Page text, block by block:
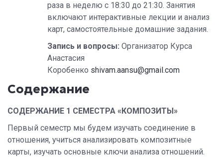
раза в неделю с 18:30 до 21:30. Занятия
включают интерактивные лекции и анализ
карт, самостоятельные домашние задания.
Запись и вопросы: Организатор Курса
Анастасия
Коробенко shivam.aansu@gmail.com
Содержание
СОДЕРЖАНИЕ 1 СЕМЕСТРА «КОМПОЗИТЫ»
Первый семестр мы будем изучать соединение в
отношения, учиться анализировать композитные
карты, изучать основные ключи анализа отношений.